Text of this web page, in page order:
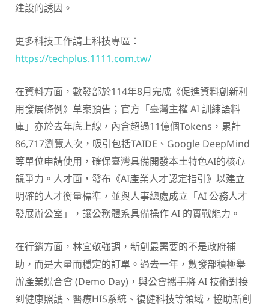
建設的誘因。
更多科技工作請上科技專區：
https://techplus.1111.com.tw/
在資料方面，數發部於114年8月完成《促進資料創新利
用發展條例》草案預告；官方「臺灣主權 AI 訓練語料
庫」亦於去年底上線，內含超過11億個Tokens，累計
86,717瀏覽人次，吸引包括TAIDE、Google DeepMind
等單位申請使用，確保臺灣具備開發本土特色AI的核心
競爭力。人才面，發布《AI產業人才認定指引》以建立
明確的人才衡量標準，並與人事總處成立「AI 公務人才
發展辦公室」，讓公務體系具備操作 AI 的實戰能力。
在行銷方面，林宜敬強調，新創最需要的不是政府補
助，而是大量而穩定的訂單。過去一年，數發部積極舉
辦產業媒合會 (Demo Day)，與公會攜手將 AI 技術對接
到健康照護、醫療HIS系統、復健科技等領域，協助新創